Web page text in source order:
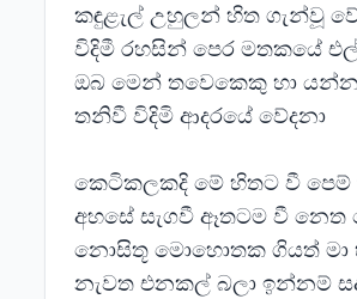
කඳුළැල් උහුලන් හිත ගැන්වූ
විදිමී රහසින් පෙර මතකයේ
ඔබ මෙන් තවෙකෙකු හා
තනිවී විදිමි ආදරයේ වේදනා
කෙටිකලකදි මේ හිතට වී පෙම්
අහසේ සැගවී ඈතටම වී
නොසිතූ මොහොතක ගියත් මා
නැවත එනකල් බලා ඉන්නම්